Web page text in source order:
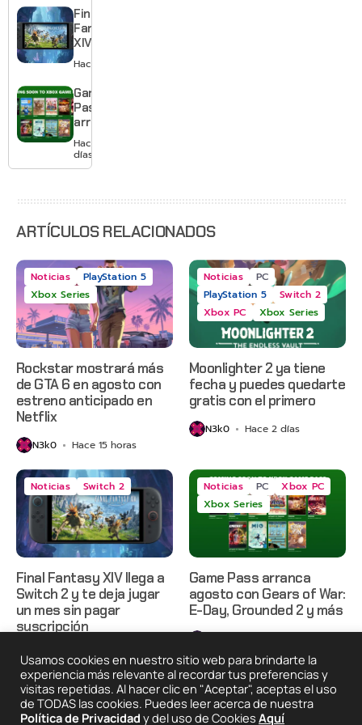
gratis con
el primero
Final
Fantasy
XIV llega a
Switch 2 y
te deja
jugar un
mes sin
pagar
suscripción
Hace 3 días
Game
Pass
arranca
agosto
con
Gears of
2 y más
Hace 3
días
ARTÍCULOS RELACIONADOS
Noticias
PlayStation 5
Xbox Series
Rockstar mostrará más
de GTA 6 en agosto con
estreno anticipado en
Netflix
N3k0 Hace 15 horas
Noticias
PC
PlayStation 5
Switch 2
Xbox PC
Xbox Series
Moonlighter 2 ya tiene
fecha y puedes quedarte
gratis con el primero
N3k0 Hace 2 días
Noticias Switch 2
Final Fantasy XIV llega a
Switch 2 y te deja jugar
un mes sin pagar
suscripción
N3k0 Hace 3 días
Noticias PC
Xbox PC
Xbox Series
Game Pass arranca
agosto con Gears of War:
E-Day, Grounded 2 y más
2025 © Degeneraciónx.com | Anime, Games & Nothing
Usamos cookies en nuestro sitio web para brindarte la
experiencia más relevante al recordar tus preferencias y
visitas repetidas. Al hacer clic en "Aceptar", aceptas el uso
de TODAS las cookies. Puedes leer acerca de nuestra
Política de Privacidad y del uso de Cookies Aquí